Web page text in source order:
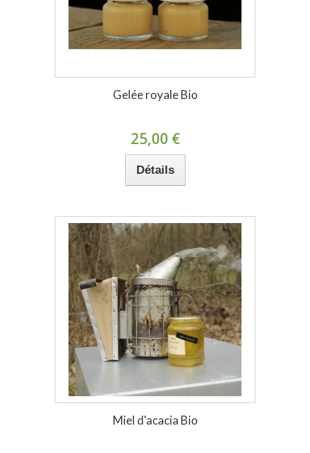
Gelée royale Bio
25,00 €
Détails
Miel d'acacia Bio